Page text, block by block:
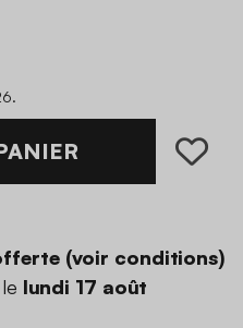
(voir conditions)
lundi 17 août